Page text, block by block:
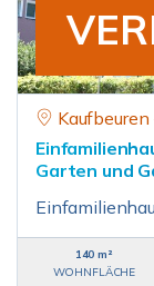
Garten und
140 m²
WOHNFLÄCHE